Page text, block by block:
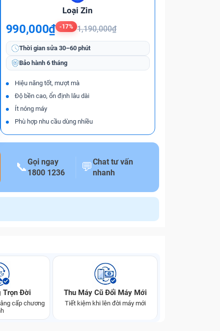
Loại Zin
990,000₫ -17% 1,190,000₫
Thời gian sửa 30–60 phút
Bảo hành 6 tháng
Hiệu năng tốt, mượt mà
Độ bền cao, ổn định lâu dài
Ít nóng máy
Phù hợp nhu cầu dùng nhiều
📞Gọi ngay
1800 1236
💬Chat tư vấn
nhanh
Trọn Đời
cấp chương
Thu Máy Cũ Đổi Máy Mới
Tiết kiệm khi lên đời máy mới